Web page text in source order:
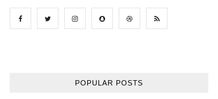
POPULAR POSTS